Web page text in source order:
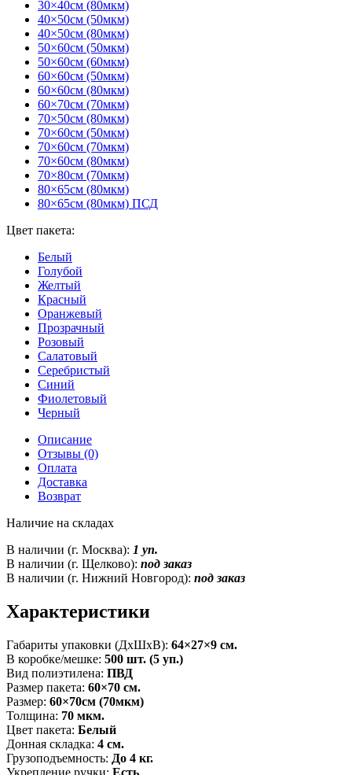
30×40см (80мкм)
40×50см (50мкм)
40×50см (80мкм)
50×60см (50мкм)
50×60см (60мкм)
60×60см (50мкм)
60×60см (80мкм)
60×70см (70мкм)
70×50см (80мкм)
70×60см (50мкм)
70×60см (70мкм)
70×60см (80мкм)
70×80см (70мкм)
80×65см (80мкм)
80×65см (80мкм) ПСД
Цвет пакета:
Белый
Голубой
Желтый
Красный
Оранжевый
Прозрачный
Розовый
Салатовый
Серебристый
Синий
Фиолетовый
Черный
Описание
Отзывы (0)
Оплата
Доставка
Возврат
Наличие на складах
В наличии (г. Москва): 1 уп.
В наличии (г. Щелково): под заказ
В наличии (г. Нижний Новгород): под заказ
Характеристики
Габариты упаковки (ДxШxВ): 64×27×9 см.
В коробке/мешке: 500 шт. (5 уп.)
Вид полиэтилена: ПВД
Размер пакета: 60×70 см.
Размер: 60×70см (70мкм)
Толщина: 70 мкм.
Цвет пакета: Белый
Донная складка: 4 см.
Грузоподъемность: До 4 кг.
Укрепление ручки: Есть